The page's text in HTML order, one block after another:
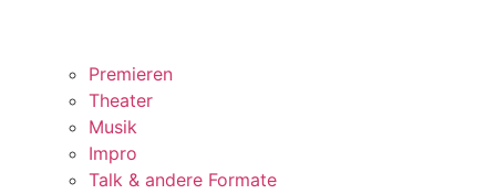
Premieren
Theater
Musik
Impro
Talk & andere Formate